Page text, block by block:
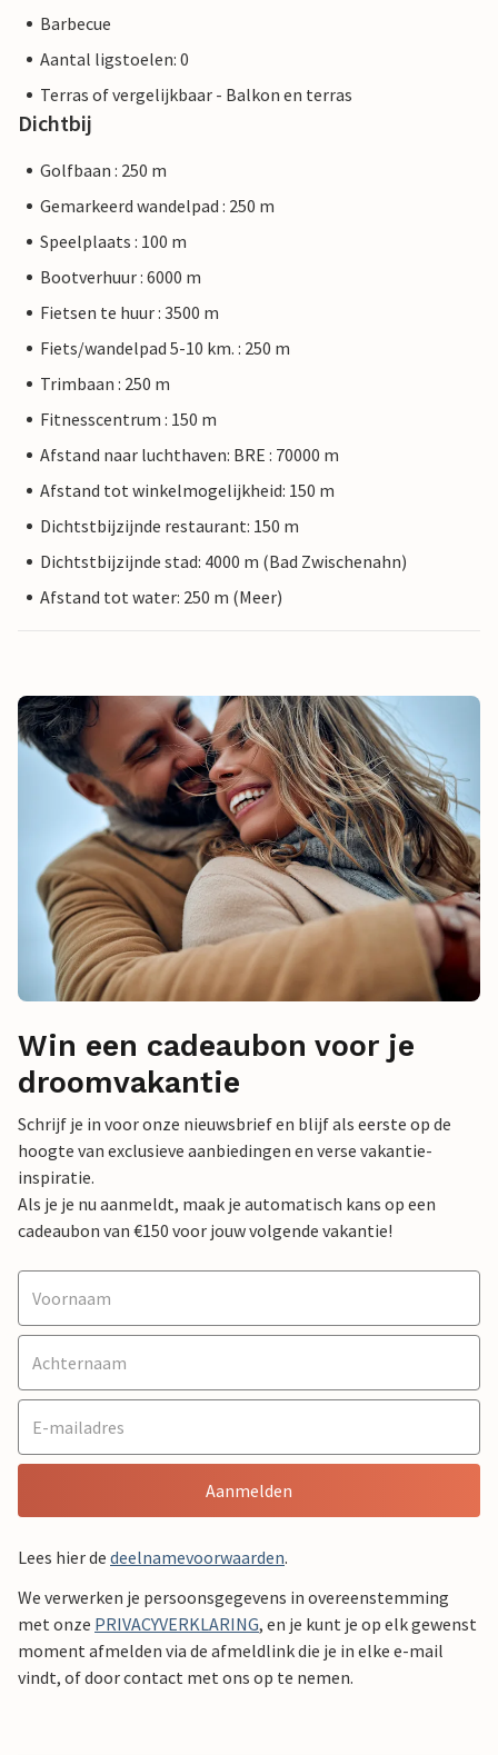
Barbecue
Aantal ligstoelen: 0
Terras of vergelijkbaar - Balkon en terras
Dichtbij
Golfbaan : 250 m
Gemarkeerd wandelpad : 250 m
Speelplaats : 100 m
Bootverhuur : 6000 m
Fietsen te huur : 3500 m
Fiets/wandelpad 5-10 km. : 250 m
Trimbaan : 250 m
Fitnesscentrum : 150 m
Afstand naar luchthaven: BRE : 70000 m
Afstand tot winkelmogelijkheid: 150 m
Dichtstbijzijnde restaurant: 150 m
Dichtstbijzijnde stad: 4000 m (Bad Zwischenahn)
Afstand tot water: 250 m (Meer)
Win een cadeaubon voor je
droomvakantie
Schrijf je in voor onze nieuwsbrief en blijf als eerste op de
hoogte van exclusieve aanbiedingen en verse vakantie-
inspiratie.
Als je je nu aanmeldt, maak je automatisch kans op een
cadeaubon van €150 voor jouw volgende vakantie!
Aanmelden
Lees hier de deelnamevoorwaarden.
We verwerken je persoonsgegevens in overeenstemming
met onze PRIVACYVERKLARING, en je kunt je op elk gewenst
moment afmelden via de afmeldlink die je in elke e-mail
vindt, of door contact met ons op te nemen.